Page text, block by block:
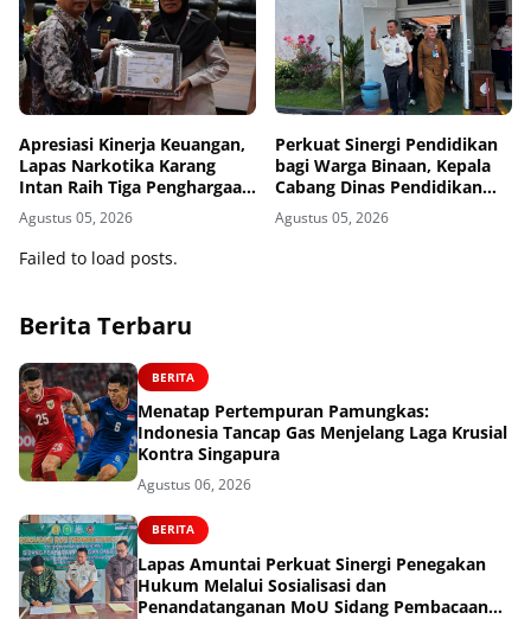
Apresiasi Kinerja Keuangan,
Lapas Narkotika Karang
Intan Raih Tiga Penghargaan
dari KPPN Banjarmasin
Agustus 05, 2026
Perkuat Sinergi Pendidikan
bagi Warga Binaan, Kepala
Cabang Dinas Pendidikan
Wilayah Madiun Kunjungi
Lapas Madiun
Agustus 05, 2026
Failed to load posts.
Berita Terbaru
BERITA
Menatap Pertempuran Pamungkas:
Indonesia Tancap Gas Menjelang Laga Krusial
Kontra Singapura
Agustus 06, 2026
BERITA
Lapas Amuntai Perkuat Sinergi Penegakan
Hukum Melalui Sosialisasi dan
Penandatanganan MoU Sidang Pembacaan